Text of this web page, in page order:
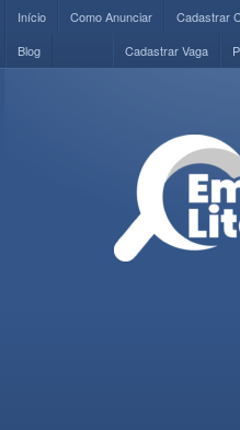
Início Como Anunciar Cadastrar
Blog
Cadastrar Vaga